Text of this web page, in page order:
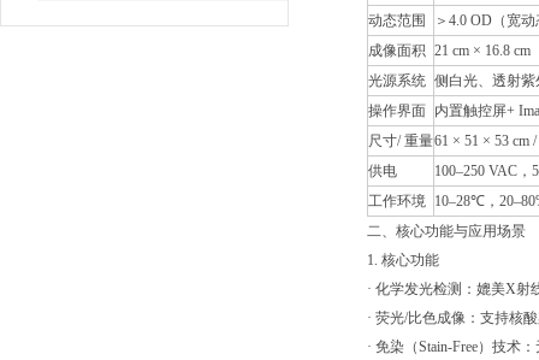
区别
动态范围
＞4.0 OD（宽
成像面积 21 cm × 16.8 cm
光源系统 侧白光、透射紫
操作界面 内置触控屏+
尺寸/ 重量61 × 51 × 53 cm
供电
100–250 VAC，
工作环境 10–28℃，
二、核心功能与应用场景
1. 核心功能
· 化学发光检测：媲美X
· 荧光/比色成像：支持核
· 免染（Stain-Free）技术